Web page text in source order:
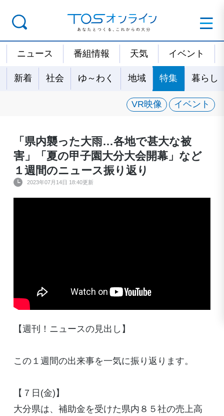
ニュース 番組情報 天気 イベント
新着 社会 ゆ～わく 地域 特集 暮らし
VR映像 イベント
「県内襲った大雨…各地で甚大な被
害」「夏の甲子園大分大会開幕」など
１週間のニュース振り返り
2023年07月14日 18:40更新
【週刊！ニュースの見出し】
この１週間の出来事を一気に振り返ります。
【７日(金)】
大分県は、補助金を受けた県内８５社の売上高